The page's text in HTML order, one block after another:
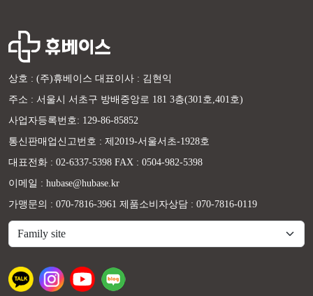
상호 : (주)휴베이스 대표이사 : 김현익
주소 : 서울시 서초구 방배중앙로 181 3층(301호,401호)
사업자등록번호: 129-86-85852
통신판매업신고번호 : 제2019-서울서초-1928호
대표전화 : 02-6337-5398 FAX : 0504-982-5398
이메일 : hubase@hubase.kr
가맹문의 : 070-7816-3961 제품소비자상담 : 070-7816-0119